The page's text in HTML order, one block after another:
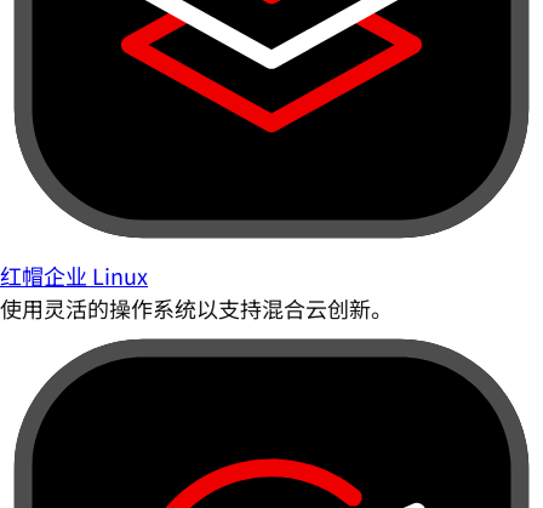
红帽企业 Linux
使用灵活的操作系统以支持混合云创新。